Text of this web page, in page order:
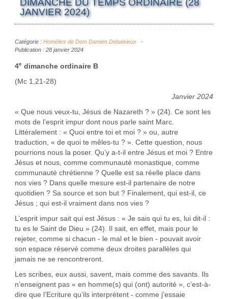
JANVIER 2024)
Catégorie : Homélies de Dom Damien Debaisieux
Publication : 28 janvier 2024
4edimanche ordinaire B
(Mc 1,21-28)
Janvier 2024
« Que nous veux-tu, Jésus de Nazareth ? » (24). Ce sont les
mots de l’esprit impur dont nous parle saint Marc.
Littéralement : « Quoi entre toi et moi ? » ou, autre
traduction, « de quoi te mêles-tu ? ». Cette question, nous
pourrions nous la poser. Qu’y a-t-il entre Jésus et moi ? Entre
Jésus et nous, comme communauté monastique, comme
communauté chrétienne ? Quelle est sa réelle place dans
nos vies ? Dans quelle mesure est-il partenaire de notre
quotidien ? Sa source et son but ? Finalement, qui est-il, ce
Jésus ; qui est-il vraiment dans nos vies ?
L’esprit impur sait qui est Jésus : « Je sais qui tu es, lui dit-il :
tu es le Saint de Dieu » (24). Il sait, en effet, mais pour le
rejeter, comme si chacun - le mal et le bien - pouvait avoir
son espace réservé comme deux droites parallèles qui
jamais ne se rencontreront.
Les scribes, eux aussi, savent, mais comme des savants. Ils
n’enseignent pas « en homme(s) qui (ont) autorité », c’est-à-
dire que l’Ecriture qu’ils interprètent - comme j’essaie